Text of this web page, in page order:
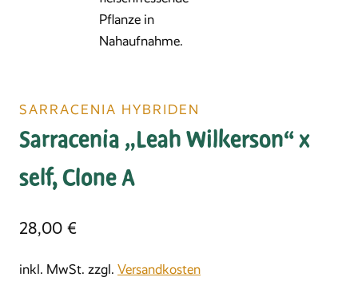
SARRACENIA HYBRIDEN
Sarracenia „Leah Wilkerson“ x
self, Clone A
28,00 €
inkl. MwSt. zzgl. Versandkosten